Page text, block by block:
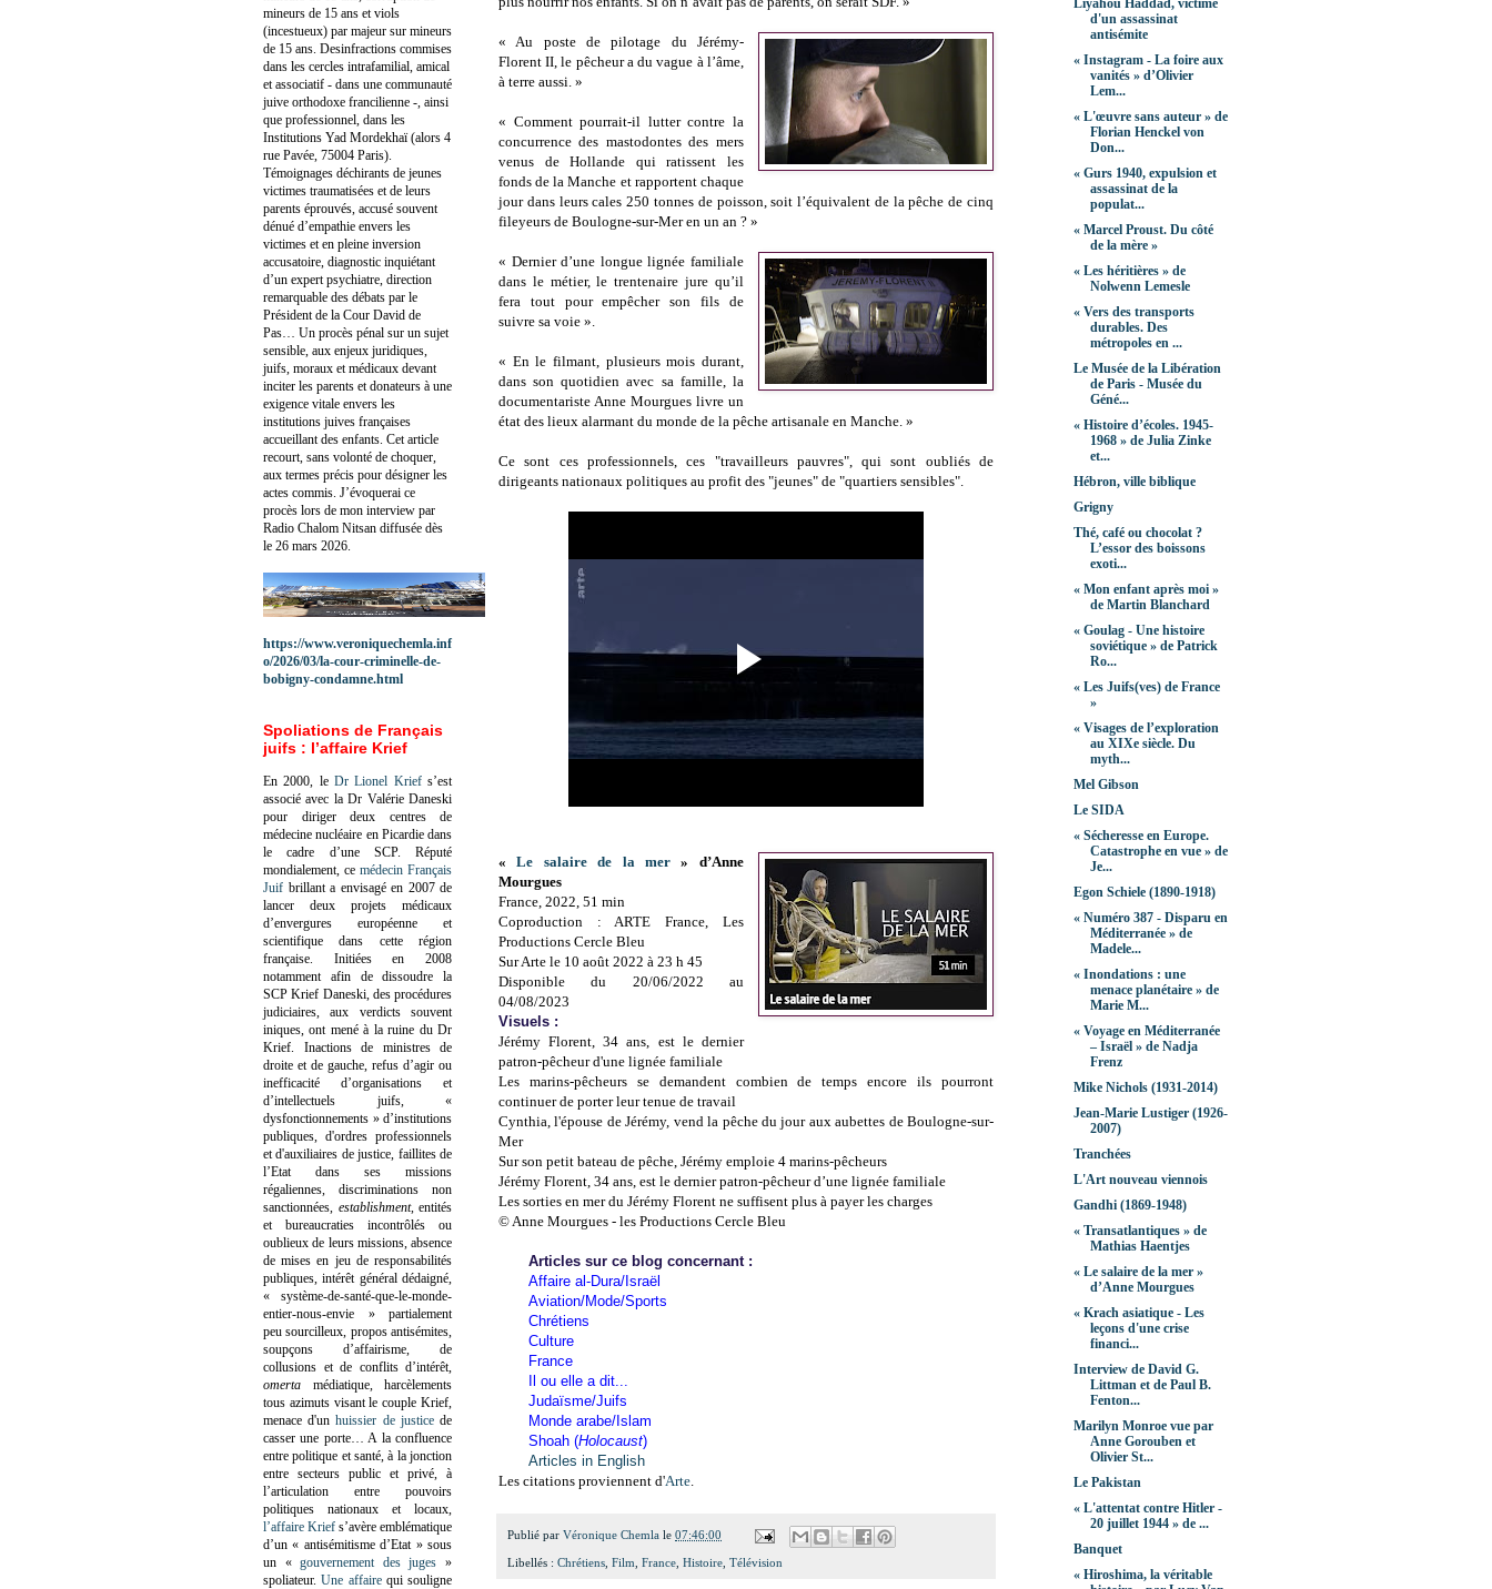
« Au poste de pilotage du Jérémy-
Florent II, le pêcheur a du vague à l’âme,
à terre aussi. »
« Comment pourrait-il lutter contre la
concurrence des mastodontes des mers
venus de Hollande qui ratissent les
fonds de la Manche et rapportent chaque
jour dans leurs cales 250 tonnes de poisson, soit l’équivalent de la pêche de cinq
fileyeurs de Boulogne-sur-Mer en un an ? »
« Dernier d’une longue lignée familiale
dans le métier, le trentenaire jure qu’il
fera tout pour empêcher son fils de
suivre sa voie ».
« En le filmant, plusieurs mois durant,
dans son quotidien avec sa famille, la
documentariste Anne Mourgues livre un
état des lieux alarmant du monde de la pêche artisanale en Manche. »
Ce sont ces professionnels, ces "travailleurs pauvres", qui sont oubliés de
dirigeants nationaux politiques au profit des "jeunes" de "quartiers sensibles".
«Le salaire de la mer » d’Anne
Mourgues
France, 2022, 51 min
Coproduction : ARTE France, Les
Productions Cercle Bleu
Sur Arte le 10 août 2022 à 23 h 45
Disponible du 20/06/2022 au
04/08/2023
Visuels :
Jérémy Florent, 34 ans, est le dernier
patron-pêcheur d'une lignée familiale
Les marins-pêcheurs se demandent combien de temps encore ils pourront
continuer de porter leur tenue de travail
Cynthia, l'épouse de Jérémy, vend la pêche du jour aux aubettes de Boulogne-sur-
Mer
Sur son petit bateau de pêche, Jérémy emploie 4 marins-pêcheurs
Jérémy Florent, 34 ans, est le dernier patron-pêcheur d’une lignée familiale
Les sorties en mer du Jérémy Florent ne suffisent plus à payer les charges
© Anne Mourgues - les Productions Cercle Bleu
Articles sur ce blog concernant :
Affaire al-Dura/Israël
Aviation/Mode/Sports
Chrétiens
Culture
France
Il ou elle a dit...
Judaïsme/Juifs
Monde arabe/Islam
Shoah (Holocaust)
Articles in English
Les citations proviennent d'Arte.
Publié par Véronique Chemla le 07:46:00
Libellés : Chrétiens Film France Histoire Télévision
mineurs de 15 ans et viols
(incestueux) par majeur sur mineurs
de 15 ans. Desinfractions commises
dans les cercles intrafamilial, amical
et associatif - dans une communauté
juive orthodoxe francilienne -, ainsi
que professionnel, dans les
Institutions Yad Mordekhaï (alors 4
rue Pavée, 75004 Paris).
Témoignages déchirants de jeunes
victimes traumatisées et de leurs
parents éprouvés, accusé souvent
dénué d’empathie envers les
victimes et en pleine inversion
accusatoire, diagnostic inquiétant
d’un expert psychiatre, direction
remarquable des débats par le
Président de la Cour David de
Pas… Un procès pénal sur un sujet
sensible, aux enjeux juridiques,
juifs, moraux et médicaux devant
inciter les parents et donateurs à une
exigence vitale envers les
institutions juives françaises
accueillant des enfants. Cet article
recourt, sans volonté de choquer,
aux termes précis pour désigner les
actes commis. J’évoquerai ce
procès lors de mon interview par
Radio Chalom Nitsan diffusée dès
le 26 mars 2026.
https://www.veroniquechemla.inf
o/2026/03/la-cour-criminelle-de-
bobigny-condamne.html
Spoliations de Français
juifs : l’affaire Krief
En 2000, le Dr Lionel Kriefs’est
associé avec la Dr Valérie Daneski
pour diriger deux centres de
médecine nucléaire en Picardie dans
le cadre d’une SCP. Réputé
mondialement, ce médecin Français
Juif brillant a envisagé en 2007 de
lancer deux projets médicaux
d’envergures européenne et
scientifique dans cette région
française. Initiées en 2008
notamment afin de dissoudre la
SCP Krief Daneski, des procédures
judiciaires, aux verdicts souvent
iniques, ont mené à la ruine du Dr
Krief. Inactions de ministres de
droite et de gauche, refus d’agir ou
inefficacité d’organisations et
d’intellectuels juifs, «
dysfonctionnements » d’institutions
publiques, d'ordres professionnels
et d'auxiliaires de justice, faillites de
l’Etat dans ses missions
régaliennes, discriminations non
sanctionnées, establishment, entités
et bureaucraties incontrôlés ou
oublieux de leurs missions, absence
de mises en jeu de responsabilités
publiques, intérêt général dédaigné,
« système-de-santé-que-le-monde-
entier-nous-envie » partialement
peu sourcilleux, propos antisémites,
soupçons d’affairisme, de
collusions et de conflits d’intérêt,
omerta médiatique, harcèlements
tous azimuts visant le couple Krief,
menace d'unhuissier de justicede
casser une porte… A la confluence
entre politique et santé, à la jonction
entre secteurs public et privé, à
l’articulation entre pouvoirs
politiques nationaux et locaux,
l’affaire Krief s’avère emblématique
d’un « antisémitisme d’Etat » sous
un «gouvernement des juges »
spoliateur.Une affairequi souligne
Liyahou Haddad, victime
d'un assassinat
antisémite
« Instagram - La foire aux
vanités » d’Olivier
Lem...
« L'œuvre sans auteur » de
Florian Henckel von
Don...
« Gurs 1940, expulsion et
assassinat de la
populat...
« Marcel Proust. Du côté
de la mère »
« Les héritières » de
Nolwenn Lemesle
« Vers des transports
durables. Des
métropoles en ...
Le Musée de la Libération
de Paris - Musée du
Géné...
« Histoire d’écoles. 1945-
1968 » de Julia Zinke
et...
Hébron, ville biblique
Grigny
Thé, café ou chocolat ?
L’essor des boissons
exoti...
« Mon enfant après moi »
de Martin Blanchard
« Goulag - Une histoire
soviétique » de Patrick
Ro...
« Les Juifs(ves) de France
»
« Visages de l’exploration
au XIXe siècle. Du
myth...
Mel Gibson
Le SIDA
« Sécheresse en Europe.
Catastrophe en vue » de
Je...
Egon Schiele (1890-1918)
« Numéro 387 - Disparu en
Méditerranée » de
Madele...
« Inondations : une
menace planétaire » de
Marie M...
« Voyage en Méditerranée
– Israël » de Nadja
Frenz
Mike Nichols (1931-2014)
Jean-Marie Lustiger (1926-
2007)
Tranchées
L'Art nouveau viennois
Gandhi (1869-1948)
« Transatlantiques » de
Mathias Haentjes
« Le salaire de la mer »
d’Anne Mourgues
« Krach asiatique - Les
leçons d'une crise
financi...
Interview de David G.
Littman et de Paul B.
Fenton...
Marilyn Monroe vue par
Anne Gorouben et
Olivier St...
Le Pakistan
« L'attentat contre Hitler -
20 juillet 1944 » de ...
Banquet
« Hiroshima, la véritable